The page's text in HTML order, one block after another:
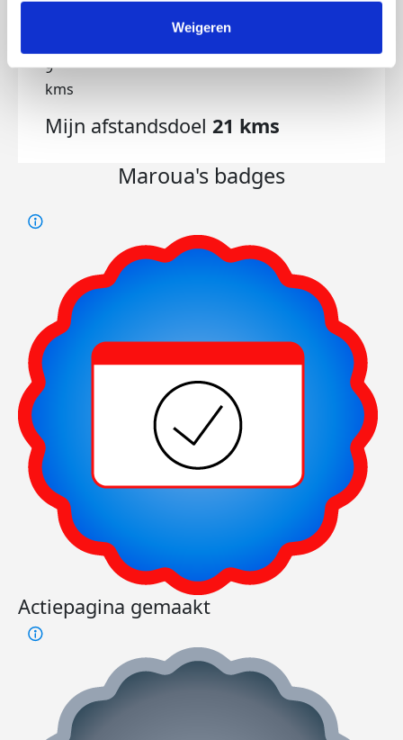
Weigeren
9
kms
Mijn afstandsdoel 21 kms
Maroua's badges
Actiepagina gemaakt